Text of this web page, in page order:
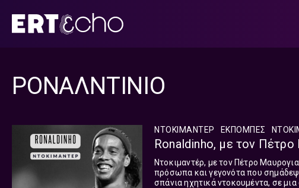
περιεχόμενο
ΡΟΝΑΛΝΤΙΝΙΟ
ΝΤΟΚΙΜΑΝΤΕΡ ΕΚΠΟΜΠΈΣ
Ronaldinho, με τον Πέτρο
Ντοκιμαντέρ, με τον Πέτρο
πρόσωπα και γεγονότα που
σπάνια ηχητικά ντοκουμέντα, σε μια σειρά